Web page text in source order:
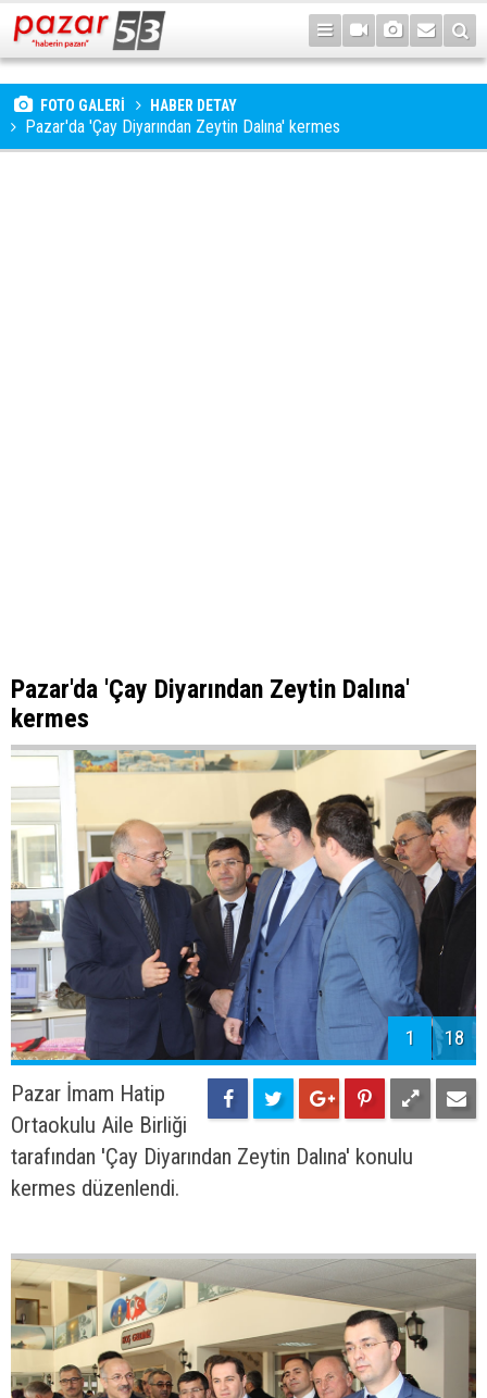
FOTO GALERİ HABER DETAY
Pazar'da 'Çay Diyarından Zeytin Dalına' kermes
Pazar'da 'Çay Diyarından Zeytin Dalına'
kermes
1 18
Pazar İmam Hatip
Ortaokulu Aile Birliği
tarafından 'Çay Diyarından Zeytin Dalına' konulu
kermes düzenlendi.